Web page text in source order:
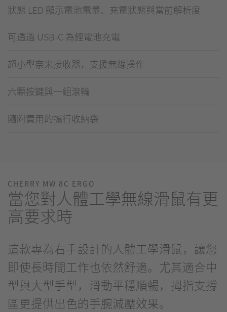
狀態 LED 顯示電池電量、充電狀態與當前解析度
可透過 USB-C 為鋰電池充電
超小型奈米接收器，支援無線操作
六顆按鍵與一組滾輪
隨附實用的攜行收納袋
CHERRY MW 8C ERGO
當您對人體工學無線滑鼠有更
高要求時
這款專為右手設計的人體工學滑鼠，讓您
即使長時間工作也依然舒適。尤其適合中
型與大型手型，滑動平穩順暢，拇指支撐
區更提供出色的手腕減壓效果。